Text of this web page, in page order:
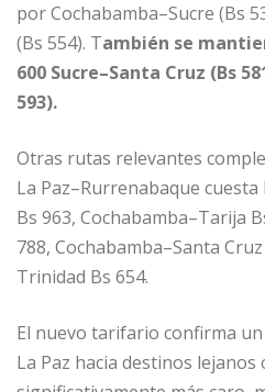
por Cochabamba–Sucre (Bs
(Bs 554). También se
600 Sucre–Santa Cruz (Bs
593).
Otras rutas relevantes
La Paz–Rurrenabaque
Bs 963, Cochabamba–Tarija
788, Cochabamba–Santa
Trinidad Bs 654.
El nuevo tarifario confirma
La Paz hacia destinos lejanos